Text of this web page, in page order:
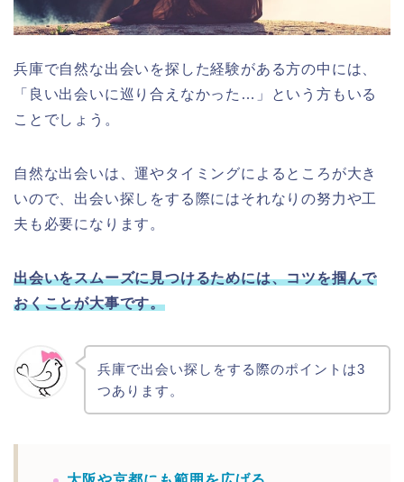
兵庫で自然な出会いを探した経験がある方の中には、
「良い出会いに巡り合えなかった…」という方もいる
ことでしょう。
自然な出会いは、運やタイミングによるところが大き
いので、出会い探しをする際にはそれなりの努力や工
夫も必要になります。
出会いをスムーズに見つけるためには、コツを掴んで
おくことが大事です。
兵庫で出会い探しをする際のポイントは3
つあります。